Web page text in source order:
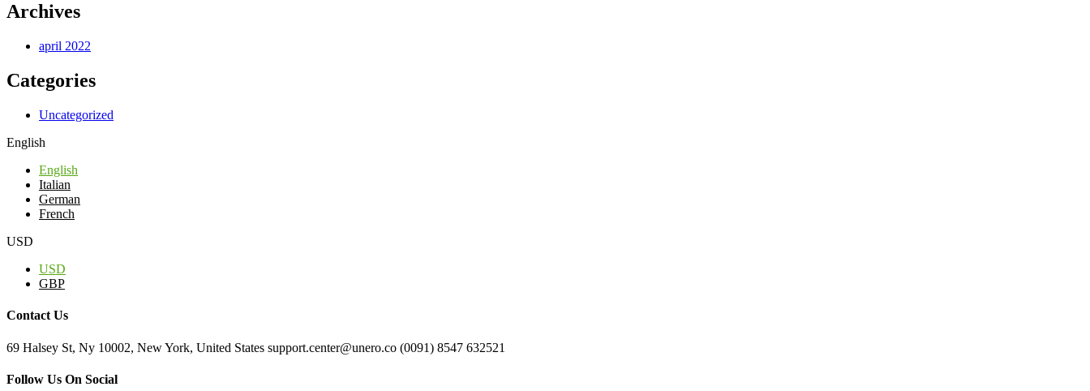
Archives
april 2022
Categories
Uncategorized
English
English
Italian
German
French
USD
USD
GBP
Contact Us
69 Halsey St, Ny 10002, New York, United States support.center@unero.co (0091) 8547 632521
Follow Us On Social